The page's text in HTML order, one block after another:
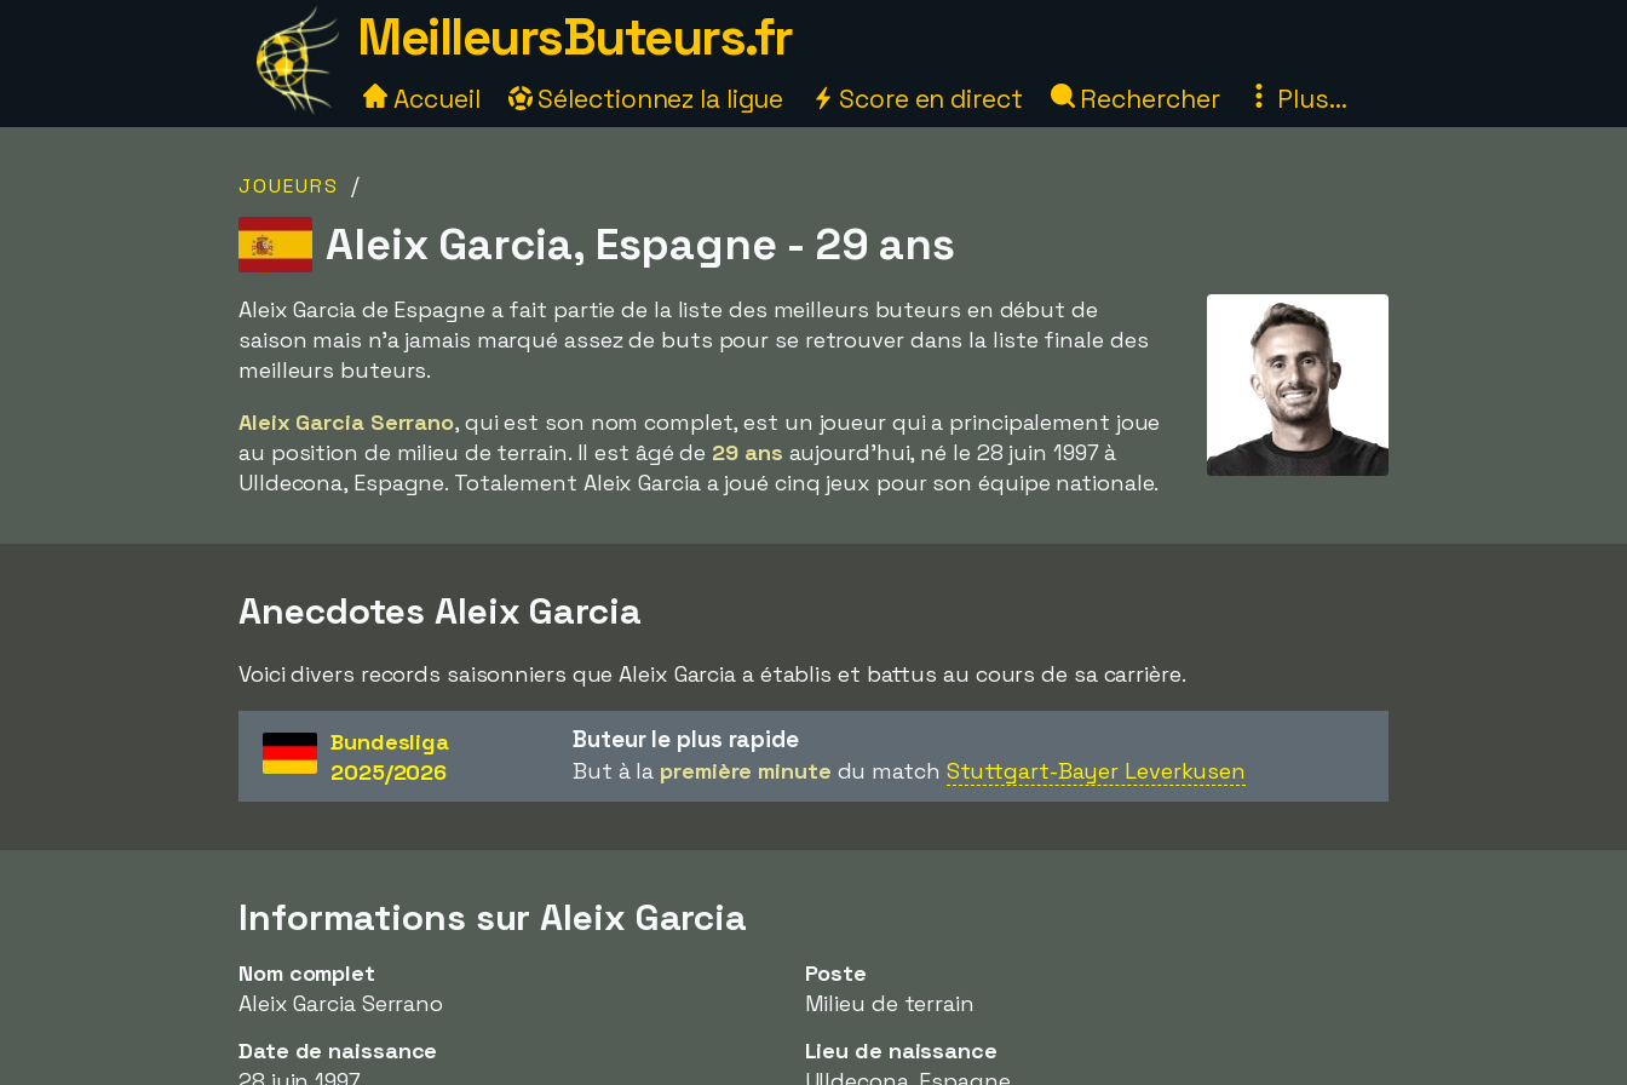
MeilleursButeurs.fr
Accueil Sélectionnez la ligue Score en direct Rechercher Plus...
JOUEURS /
Aleix Garcia, Espagne - 29 ans
Aleix Garcia de Espagne a fait partie de la liste des meilleurs buteurs en début de
saison mais n'a jamais marqué assez de buts pour se retrouver dans la liste finale des
meilleurs buteurs.
Aleix Garcia Serrano, qui est son nom complet, est un joueur qui a principalement joue
au position de milieu de terrain. Il est âgé de 29 ans aujourd'hui, né le 28 juin 1997 à
Ulldecona, Espagne. Totalement Aleix Garcia a joué cinq jeux pour son équipe nationale.
Anecdotes Aleix Garcia
Voici divers records saisonniers que Aleix Garcia a établis et battus au cours de sa carrière.
Bundesliga
2025/2026
Buteur le plus rapide
But à la première minute du match Stuttgart-Bayer Leverkusen
Informations sur Aleix Garcia
Nom complet
Aleix Garcia Serrano
Poste
Milieu de terrain
Date de naissance
Lieu de naissance